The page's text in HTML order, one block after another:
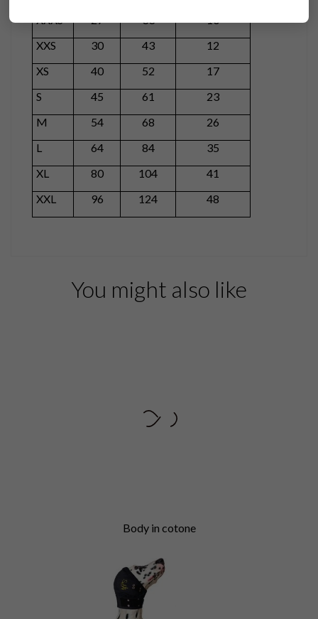
XXXS 27 33
10
XXS
30 43
12
XS
40 52
17
S
45 61
23
M
54 68
26
L
64 84
35
XL
80 104
41
XXL
96 124 48
You might also like
Body in cotone